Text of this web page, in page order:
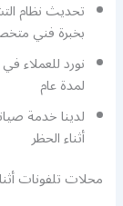
بخبرة فني
لمدة عام
لدينا خدمة
أثناء الحظر
محلات تلفونات